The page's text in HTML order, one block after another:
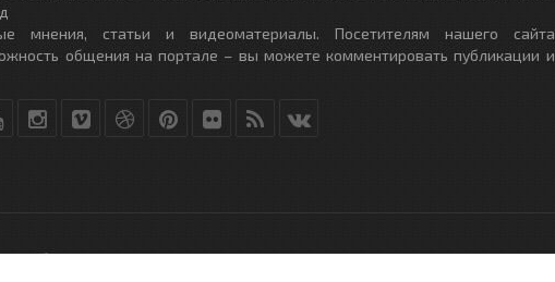
мнения, статьи и видеоматериалы. Посетителям нашего сайта
общения на портале – вы можете комментировать публикации и
студиейDLE-THEME.RU- All Rights Reserved.